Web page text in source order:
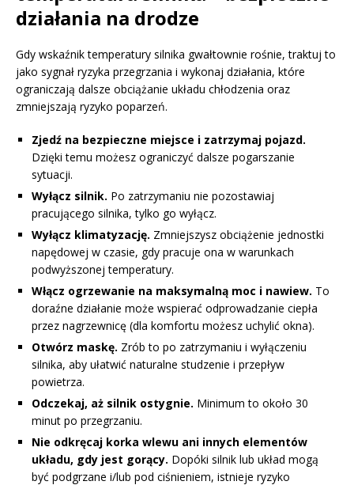
działania na drodze
Gdy wskaźnik temperatury silnika gwałtownie rośnie, traktuj to
jako sygnał ryzyka przegrzania i wykonaj działania, które
ograniczają dalsze obciążanie układu chłodzenia oraz
zmniejszają ryzyko poparzeń.
Zjedź na bezpieczne miejsce i zatrzymaj pojazd.
Dzięki temu możesz ograniczyć dalsze pogarszanie
sytuacji.
Wyłącz silnik. Po zatrzymaniu nie pozostawiaj
pracującego silnika, tylko go wyłącz.
Wyłącz klimatyzację. Zmniejszysz obciążenie jednostki
napędowej w czasie, gdy pracuje ona w warunkach
podwyższonej temperatury.
Włącz ogrzewanie na maksymalną moc i nawiew. To
doraźne działanie może wspierać odprowadzanie ciepła
przez nagrzewnicę (dla komfortu możesz uchylić okna).
Otwórz maskę. Zrób to po zatrzymaniu i wyłączeniu
silnika, aby ułatwić naturalne studzenie i przepływ
powietrza.
Odczekaj, aż silnik ostygnie. Minimum to około 30
minut po przegrzaniu.
Nie odkręcaj korka wlewu ani innych elementów
układu, gdy jest gorący. Dopóki silnik lub układ mogą
być podgrzane i/lub pod ciśnieniem, istnieje ryzyko